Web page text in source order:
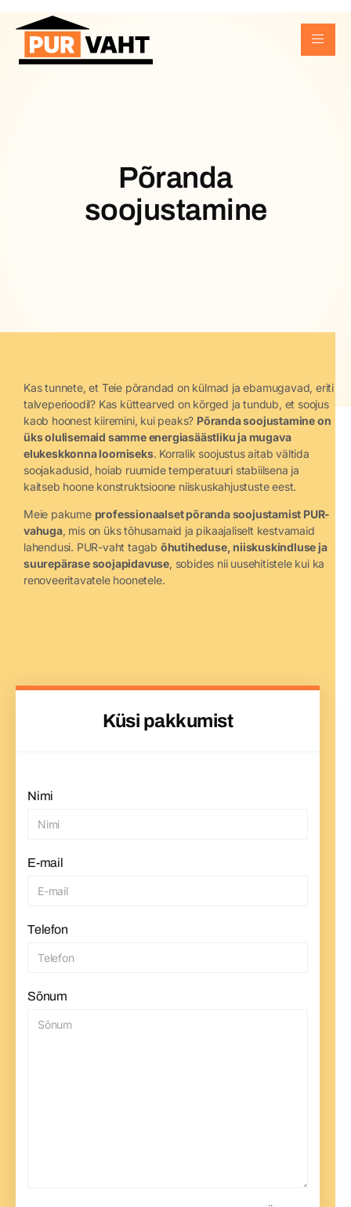
Põranda
soojustamine
Kas tunnete, et Teie põrandad on külmad ja ebamugavad, eriti
talveperioodil? Kas küttearved on kõrged ja tundub, et soojus
kaob hoonest kiiremini, kui peaks? Põranda soojustamine on
üks olulisemaid samme energiasäästliku ja mugava
elukeskkonna loomiseks. Korralik soojustus aitab vältida
soojakadusid, hoiab ruumide temperatuuri stabiilsena ja
kaitseb hoone konstruktsioone niiskuskahjustuste eest.
Meie pakume professionaalset põranda soojustamist PUR-
vahuga, mis on üks tõhusamaid ja pikaajaliselt kestvamaid
lahendusi. PUR-vaht tagab õhutiheduse, niiskuskindluse ja
suurepärase soojapidavuse, sobides nii uusehitistele kui ka
renoveeritavatele hoonetele.
Küsi pakkumist
Nimi
E-mail
Telefon
Sõnum